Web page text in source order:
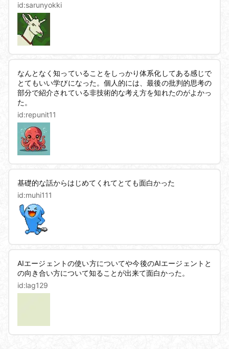
id:sarunyokki
なんとなく知っていることをしっかり体系化してある感じで
とてもいい学びになった。個人的には、最後の批判的思考の
部分で紹介されている非技術的な考え方を知れたのがよかっ
た。
id:repunit11
基礎的な話からはじめてくれてとても面白かった
id:muhi111
AIエージェントの使い方についてや今後のAIエージェントと
の向き合い方について知ることが出来て面白かった。
id:lag129